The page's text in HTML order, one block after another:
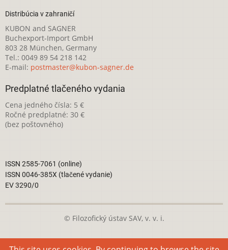
Distribúcia v zahraničí
KUBON and SAGNER
Buchexport-Import GmbH
803 28 München, Germany
Tel.: 0049 89 54 218 142
E-mail: postmaster@kubon-sagner.de
Predplatné tlačeného vydania
Cena jedného čísla: 5 €
Ročné predplatné: 30 €
(bez poštovného)
ISSN 2585-7061 (online)
ISSN 0046-385X (tlačené vydanie)
EV 3290/0
© Filozofický ústav SAV, v. v. i.
Táto webová stránka je licencovaná podCreative Commons